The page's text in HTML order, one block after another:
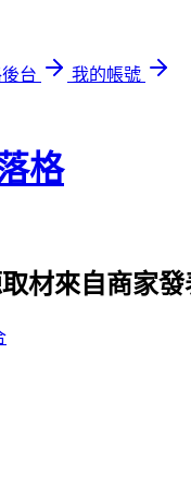
台
我的帳號
格
材來自商家